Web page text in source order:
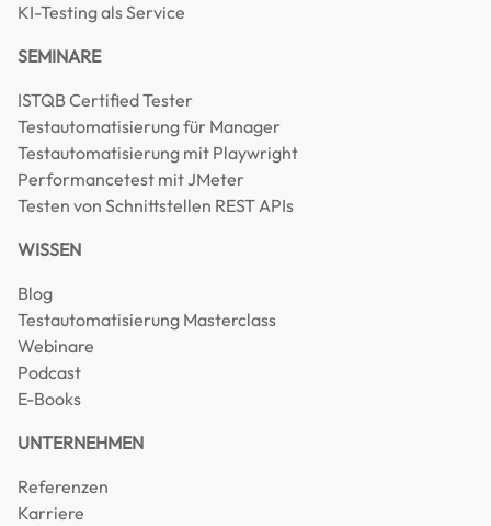
KI-Testing als Service
SEMINARE
ISTQB Certified Tester
Testautomatisierung für Manager
Testautomatisierung mit Playwright
Performancetest mit JMeter
Testen von Schnittstellen REST APIs
WISSEN
Blog
Testautomatisierung Masterclass
Webinare
Podcast
E-Books
UNTERNEHMEN
Referenzen
Karriere